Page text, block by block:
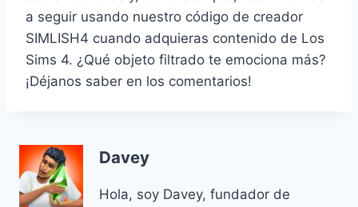
a seguir usando nuestro código de creador
SIMLISH4 cuando adquieras contenido de Los
Sims 4. ¿Qué objeto filtrado te emociona más?
¡Déjanos saber en los comentarios!
Davey
Hola, soy Davey, fundador de